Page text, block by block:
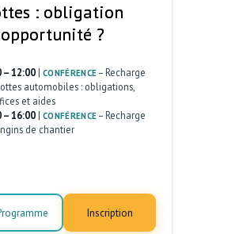
: obligation
?
– 12:00 | CONFÉRENCE – Recharge
automobiles : obligations,
et aides
– 16:00 | CONFÉRENCE – Recharge
de chantier
Inscription